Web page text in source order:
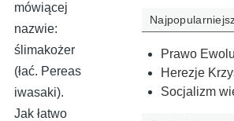
mówiącej
nazwie:
ślimakożer
(łać. Pereas
iwasaki).
Jak łatwo
Prawo
Herezje
Socjalizm